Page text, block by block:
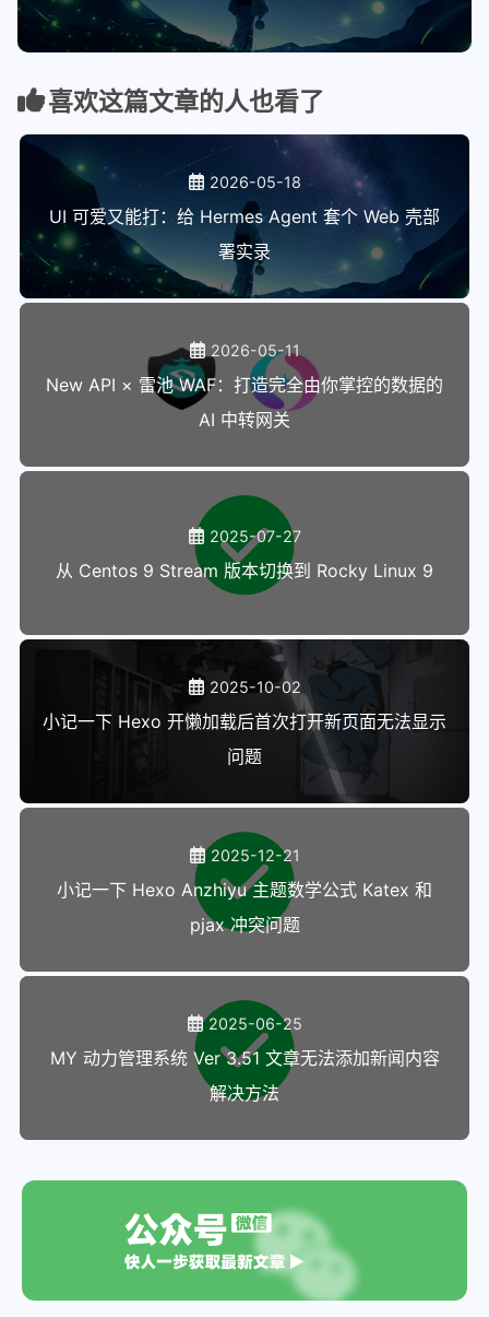
喜欢这篇文章的人也看了
2026-05-18
UI 可爱又能打：给 Hermes Agent 套个 Web 壳部
署实录
2026-05-11
New API × 雷池 WAF：打造完全由你掌控的数据的
AI 中转网关
2025-07-27
从 Centos 9 Stream 版本切换到 Rocky Linux 9
2025-10-02
小记一下 Hexo 开懒加载后首次打开新页面无法显示
问题
2025-12-21
小记一下 Hexo Anzhiyu 主题数学公式 Katex 和
pjax 冲突问题
2025-06-25
MY 动力管理系统 Ver 3.51 文章无法添加新闻内容
解决方法